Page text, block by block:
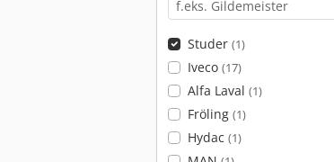
Studer (1)
Iveco (17)
Alfa Laval (1)
Fröling (1)
Hydac (1)